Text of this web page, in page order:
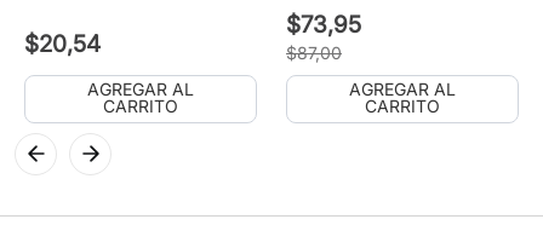
$20,54
AGREGAR AL
CARRITO
$73,95
$87,00
AGREGAR AL
CARRITO